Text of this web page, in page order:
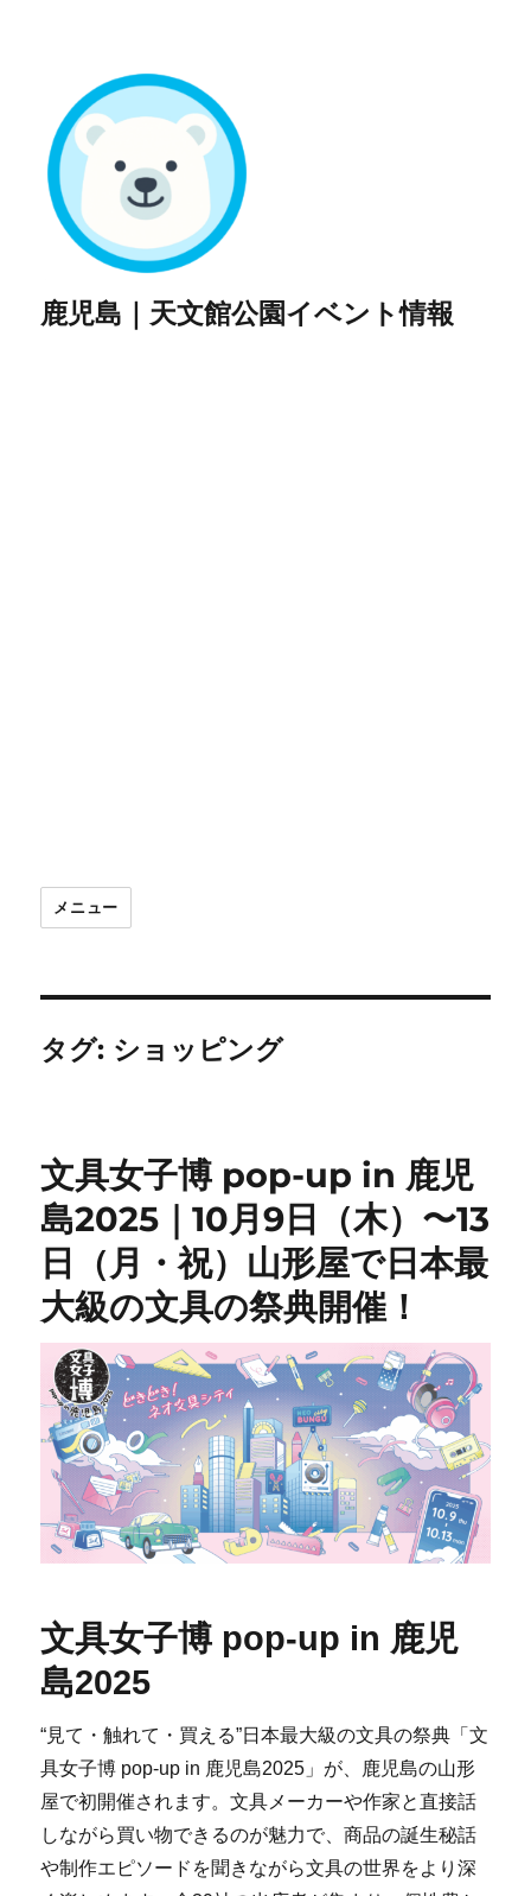
鹿児島｜天文館公園イベント情報
メニュー
タグ: ショッピング
文具女子博 pop-up in 鹿児
島2025｜10月9日（木）〜13
日（月・祝）山形屋で日本最
大級の文具の祭典開催！
文具女子博 pop-up in 鹿児
島2025
“見て・触れて・買える”日本最大級の文具の祭典「文
具女子博 pop-up in 鹿児島2025」が、鹿児島の山形
屋で初開催されます。文具メーカーや作家と直接話
しながら買い物できるのが魅力で、商品の誕生秘話
や制作エピソードを聞きながら文具の世界をより深